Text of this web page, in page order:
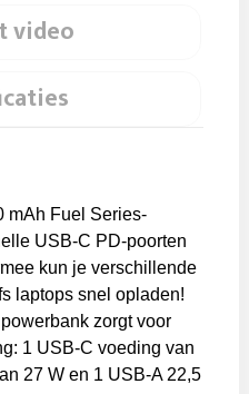
video
mAh Fuel Series-
USB-C PD-poorten
kun je verschillende
laptops snel opladen!
zorgt voor
1 USB-C voeding van
27 W en 1 USB-A 22,5